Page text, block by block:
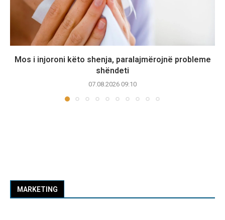
Mos i injoroni këto shenja, paralajmërojnë probleme
shëndeti
07.08.2026 09:10
MARKETING